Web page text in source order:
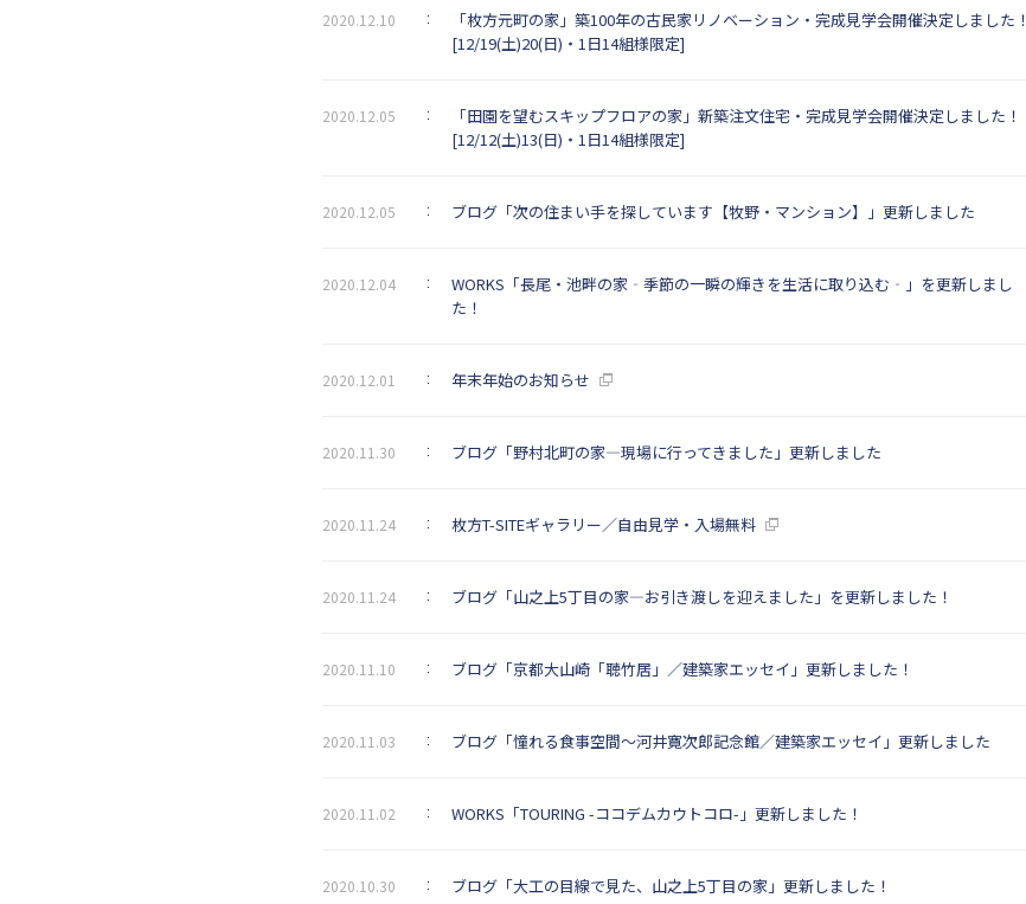
2020.12.10
「枚方元町の家」築100年の古民家リノベーション・完成見学会開催決定しました！
[12/19(土)20(日)・1日14組様限定]
2020.12.05
「田園を望むスキップフロアの家」新築注文住宅・完成見学会開催決定しました！
[12/12(土)13(日)・1日14組様限定]
2020.12.05 ブログ「次の住まい手を探しています【牧野・マンション】」更新しました
2020.12.04
WORKS「長尾・池畔の家‐季節の一瞬の輝きを生活に取り込む‐」を更新しまし
た！
2020.12.01 年末年始のお知らせ
2020.11.30 ブログ「野村北町の家―現場に行ってきました」更新しました
2020.11.24 枚方T-SITEギャラリー／自由見学・入場無料
2020.11.24 ブログ「山之上5丁目の家―お引き渡しを迎えました」を更新しました！
2020.11.10 ブログ「京都大山崎「聴竹居」／建築家エッセイ」更新しました！
2020.11.03 ブログ「憧れる食事空間～河井寛次郎記念館／建築家エッセイ」更新しました
2020.11.02 WORKS「TOURING -ココデムカウトコロ-」更新しました！
2020.10.30 ブログ「大工の目線で見た、山之上5丁目の家」更新しました！